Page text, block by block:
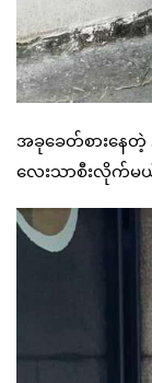
အခုခေတ်စားနေတဲ့
လေးသာစီးလိုက်မယ်